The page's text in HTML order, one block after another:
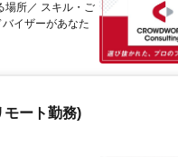
場所／ スキル・ご
イザーがあなた
モート勤務)